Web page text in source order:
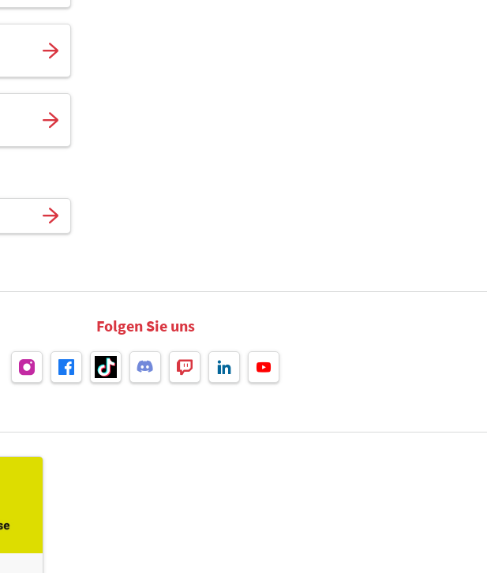
Folgen Sie uns